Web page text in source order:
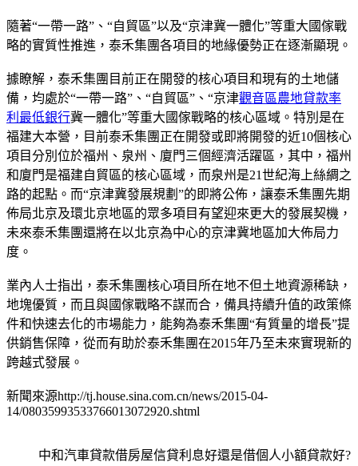
隨著“一帶一路”、“自貿區”以及“京津冀一體化”等重大國傢戰
略的實質性推進，泰禾集團各項目的地緣優勢正在逐漸顯現。
據瞭解，泰禾集團目前正在開發的核心項目和現有的土地儲
備，均處於“一帶一路”、“自貿區”、“京津觀音區農地貸款率
利最低銀行冀一體化”等重大國傢戰略的核心區域。特別是在
福建大本營，目前泰禾集團正在開發或即將開發的近10個核心
項目分別位於福州、泉州、廈門三個經濟活躍區，其中，福州
和廈門是福建自貿區的核心區域，而泉州是21世紀海上絲綢之
路的起點。而“京津冀發展規劃”的即將公佈，讓泰禾集團先期
佈局北京及環北京地區的眾多項目有望迎來更大的發展契機，
未來泰禾集團還將在以北京為中心的京津冀地區加大佈局力
度。
業內人士指出，泰禾集團核心項目所在地不但土地資源稀缺，
地塊優質，而且與國傢戰略不謀而合，備具持續升值的政策條
件和快速去化的市場能力，能夠為泰禾集團“有質量的增長”提
供銷售保障，從而有助於泰禾集團在2015年乃至未來實現新的
跨越式發展。
新聞來源http://tj.house.sina.com.cn/news/2015-04-
14/08035993533766013072920.shtml
中和汽車貸款借房屋信貸利息好還是借個人小額貸款好?